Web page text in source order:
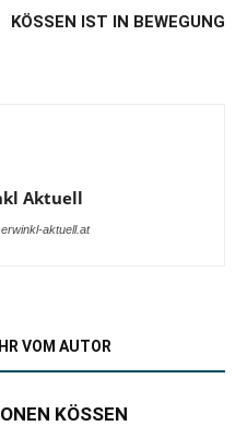
KÖSSEN IST IN BEWEGUNG
Aktuell
aktuell.at
VOM AUTOR
KÖSSEN